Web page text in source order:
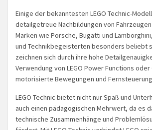
Einige der bekanntesten LEGO Technic-
detailgetreue Nachbildungen von
Marken wie Porsche, Bugatti und
und Technikbegeisterten besonders beliebt
zeichnen sich durch ihre hohe
Verwendung von LEGO Power Functions
motorisierte Bewegungen und
LEGO Technic bietet nicht nur Spaß und
auch einen pädagogischen Mehrwert, da es
technische Zusammenhänge und